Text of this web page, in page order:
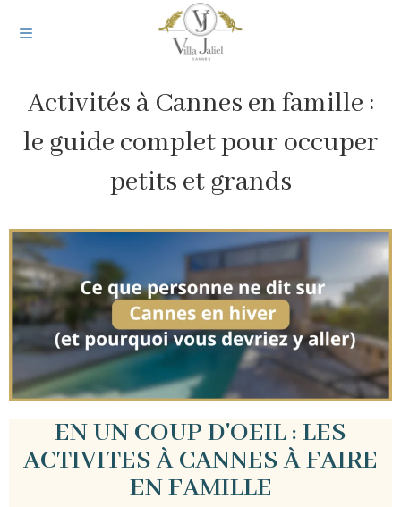
Activités à Cannes en famille :
le guide complet pour occuper
petits et grands
EN UN COUP D'OEIL : LES
ACTIVITES À CANNES À FAIRE
EN FAMILLE